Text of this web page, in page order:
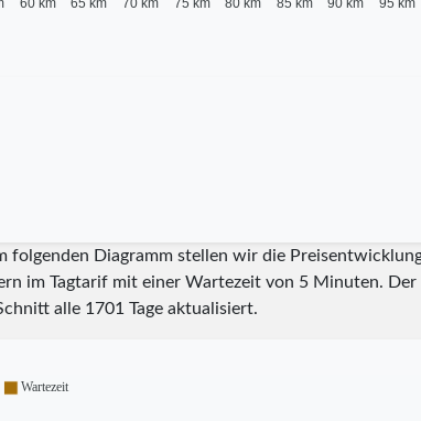
60 km 65 km 70 km 75 km 80 km 85 km 90 km 95 km
folgenden Diagramm stellen wir die
im Tagtarif mit einer Wartezeit von 5 Minuten. Der
alle 1701 Tage aktualisiert.
Wartezeit